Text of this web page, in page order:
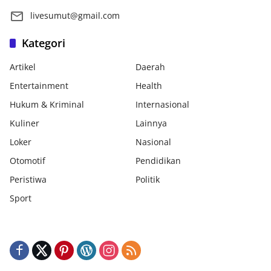
livesumut@gmail.com
Kategori
Artikel
Daerah
Entertainment
Health
Hukum & Kriminal
Internasional
Kuliner
Lainnya
Loker
Nasional
Otomotif
Pendidikan
Peristiwa
Politik
Sport